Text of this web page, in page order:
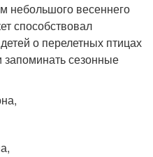
небольшого весеннего
способствовал
о перелетных птицах
запоминать сезонные